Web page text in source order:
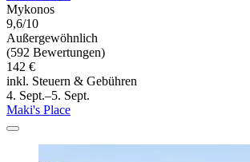
Mykonos
9,6/10
Außergewöhnlich
(592 Bewertungen)
142 €
inkl. Steuern & Gebühren
4. Sept.–5. Sept.
Maki's Place